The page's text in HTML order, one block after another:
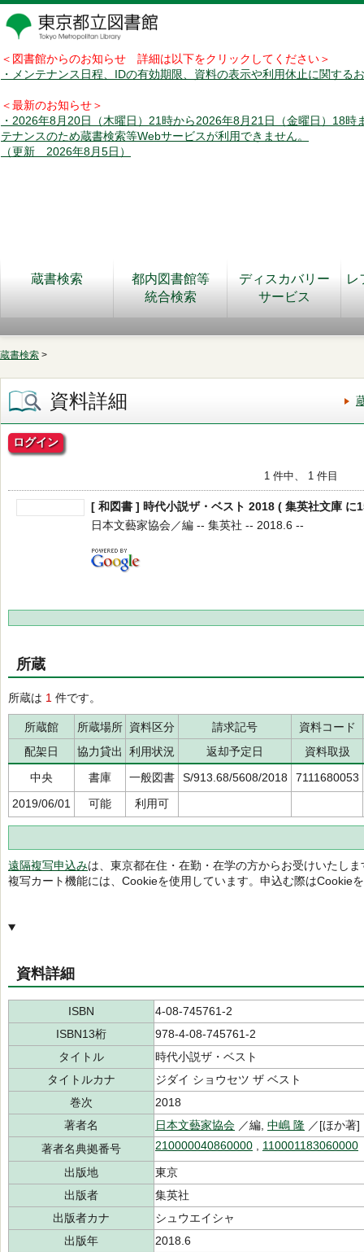
＜図書館からのお知らせ 詳細は以下をクリックしてください＞
・メンテナンス日程、IDの有効期限、資料の表示や利用休止に関する
＜最新のお知らせ＞
・2026年8月20日（木曜日）21時から2026年8月21日（金曜日）18時
テナンスのため蔵書検索等Webサービスが利用できません。
（更新 2026年8月5日）
蔵書検索
都内図書館等
統合検索
ディスカバリー
サービス
レ
蔵書検索 >
資料詳細
ログイン
1 件中、 1 件目
[ 和図書 ] 時代小説ザ・ベスト 2018 ( 集英社文庫 に
日本文藝家協会／編 -- 集英社 -- 2018.6 --
所蔵
所蔵は 1 件です。
所蔵館 所蔵場所 資料区分 請求記号
資料コード
配架日
協力貸出 利用状況 返却予定日
資料取扱
中央
書庫 一般図書 S/913.68/5608/2018
7111680053
2019/06/01
可能 利用可
遠隔複写申込みは、東京都在住・在勤・在学の方からお受けいたしま
複写カート機能には、Cookieを使用しています。申込む際はCookie
資料詳細
ISBN
4-08-745761-2
ISBN13桁
978-4-08-745761-2
タイトル
時代小説ザ・ベスト
タイトルカナ
ジダイ ショウセツ ザ ベスト
巻次
2018
著者名
日本文藝家協会 ／編, 中嶋 隆 ／[ほか著]
著者名典拠番号
210000040860000 110001183060000
出版地
東京
出版者
集英社
出版者カナ
シュウエイシャ
出版年
2018.6